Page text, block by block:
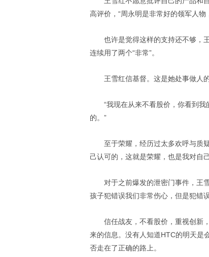
高评价，“周永明是非常好的领军人物
也许是觉得这样的支持还不够，
连续用了两个“非常”。
王雪红信基督。这是她处事做人
“我现在从来不看股价，你看到
的。”
至于荣耀，经历过太多欢呼与质
己认可的，这就是荣耀，也是我对自
对于之前爆发的泄密门事件，王
孩子犯错误我们非常伤心，但是犯错
信任战友，不看股价，重视创新
来的信息。没有人知道HTC的明天是
否走在了正确的路上。